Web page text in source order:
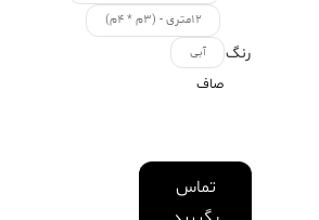
۱۲متری - (۳م * ۴م)
رنگ آبی
صاف
تماس